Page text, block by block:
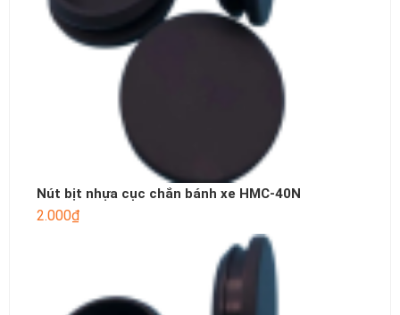
Nút bịt nhựa cục chắn bánh xe HMC-40N
2.000₫